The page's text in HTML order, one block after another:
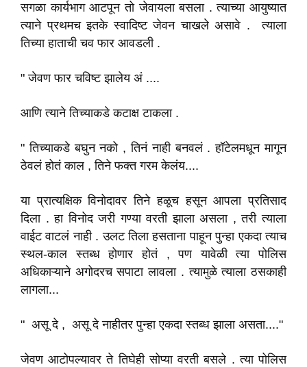
सगळा कार्यभाग आटपून तो जेवायला बसला . त्याच्या आयुष्यात
त्याने प्रथमच इतके स्वादिष्ट जेवन चाखले असावे . त्याला
तिच्या हाताची चव फार आवडली .
" जेवण फार चविष्ट झालेय अं ....
आणि त्याने तिच्याकडे कटाक्ष टाकला .
" तिच्याकडे बघुन नको , तिनं नाही बनवलं . हॉटेलमधून मागून
ठेवलं होतं काल , तिने फक्त गरम केलंय....
या प्रात्यक्षिक विनोदावर तिने हळूच हसून आपला प्रतिसाद
दिला . हा विनोद जरी गण्या वरती झाला असला , तरी त्याला
वाईट वाटलं नाही . उलट तिला हसताना पाहून पुन्हा एकदा त्याच
स्थल-काल स्तब्ध होणार होतं , पण यावेळी त्या पोलिस
अधिकाऱ्याने अगोदरच सपाटा लावला . त्यामुळे त्याला ठसकाही
लागला...
" असू दे , असू दे नाहीतर पुन्हा एकदा स्तब्ध झाला असता...."
जेवण आटोपल्यावर ते तिघेही सोप्या वरती बसले . त्या पोलिस